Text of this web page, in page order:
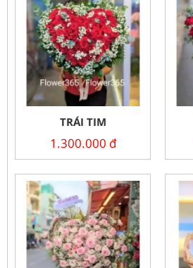
TRÁI TIM
1.300.000 đ